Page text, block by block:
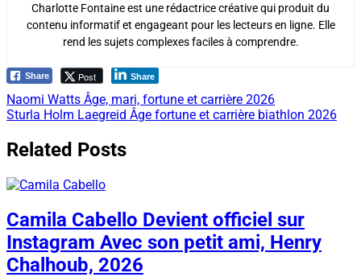
Charlotte Fontaine est une rédactrice créative qui produit du
contenu informatif et engageant pour les lecteurs en ligne. Elle
rend les sujets complexes faciles à comprendre.
Share Post Share
Navigation
de
l’article
Naomi Watts Âge, mari, fortune et carrière 2026
Sturla Holm Laegreid Âge fortune et carrière biathlon 2026
Related Posts
Camila Cabello Devient officiel sur
Instagram Avec son petit ami, Henry
Chalhoub, 2026